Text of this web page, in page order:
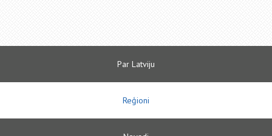
Par Latviju
Reģioni